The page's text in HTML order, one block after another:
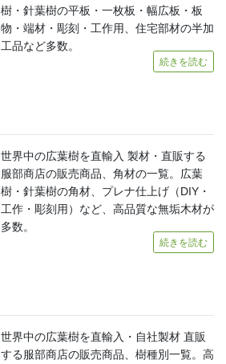
樹・針葉樹の平板・一枚板・幅広板・板
物・端材・彫刻・工作用、住宅部材の半加
工品など多数。
続きを読む
世界中の広葉樹を直輸入 製材・直販する
服部商店の販売商品、角材の一覧。広葉
樹・針葉樹の角材、プレナ仕上げ（DIY・
工作・彫刻用）など、高品質な無垢木材が
多数。
続きを読む
世界中の広葉樹を直輸入・自社製材 直販
する服部商店の販売商品、樹種別一覧。高